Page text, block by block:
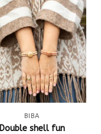
BIBA
Double shell fun